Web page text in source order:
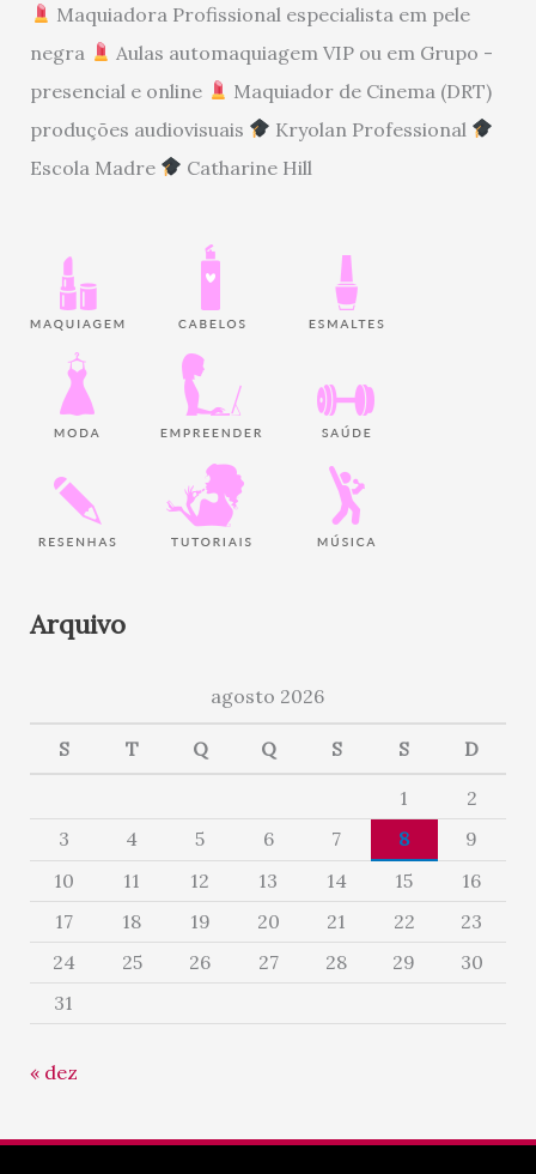
Maquiadora Profissional especialista em pele
negra
Aulas automaquiagem VIP ou em Grupo -
presencial e online
Maquiador de Cinema (DRT)
produções audiovisuais
Kryolan Professional
Escola Madre
Catharine Hill
Arquivo
agosto 2026
S T Q Q S S D
1
2
3
4 5 6 7 8
9
10
11 12 13 14 15
16
17
18 19 20 21 22
23
24
25 26 27 28 29
30
31
« dez